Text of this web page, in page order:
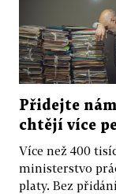
Přidejte
chtějí více
Více než 400
ministerstvo
platy. Bez